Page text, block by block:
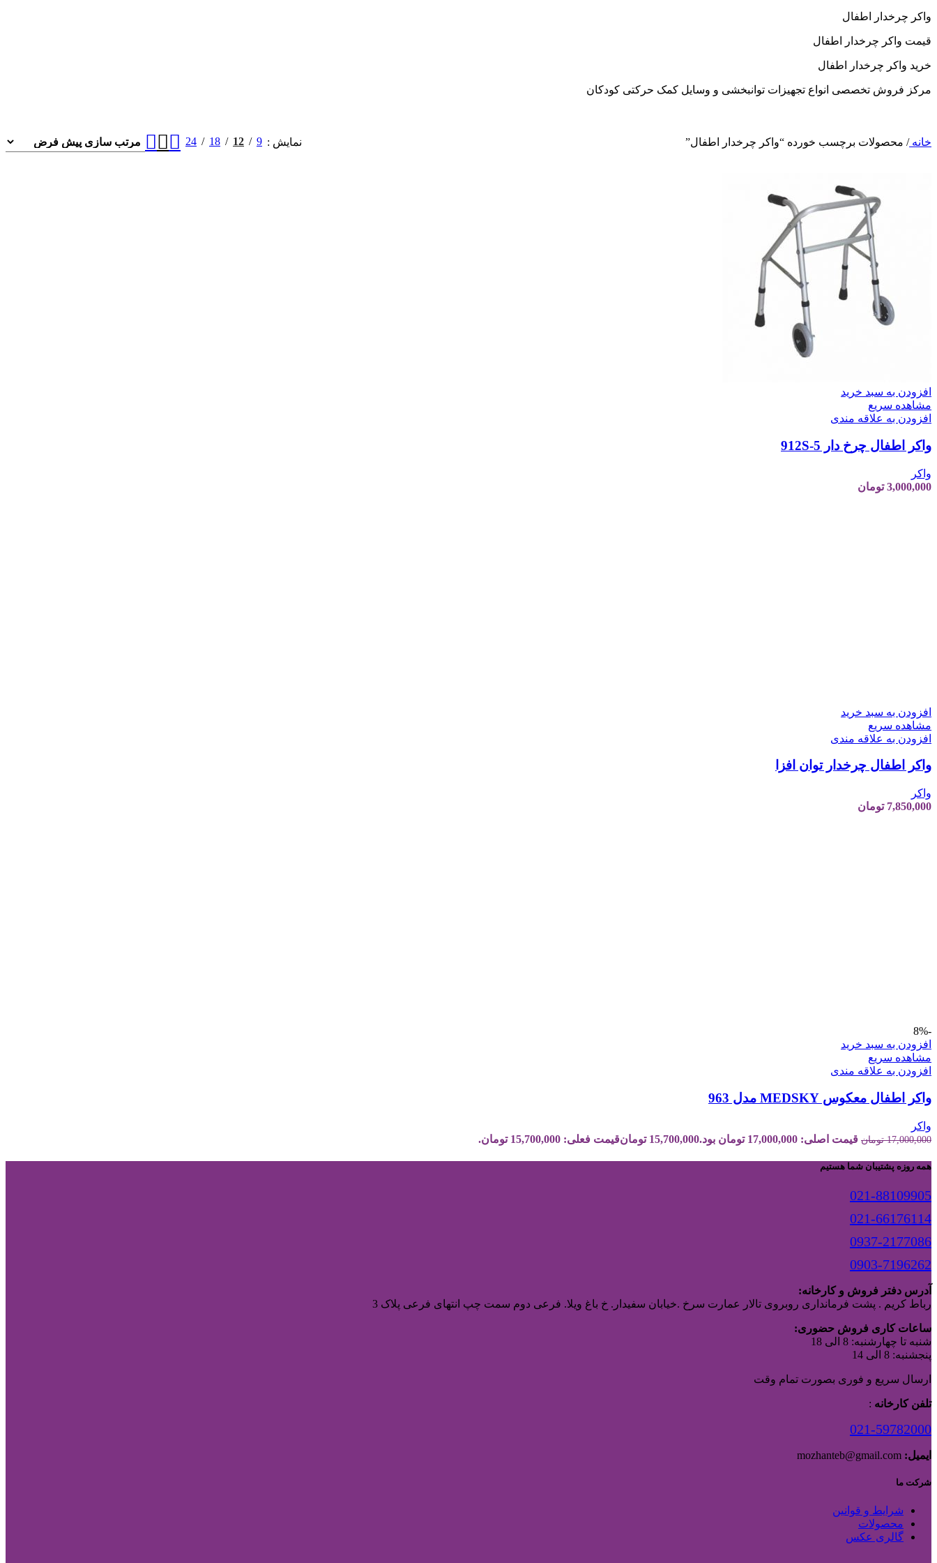
واکر چرخدار اطفال
قیمت واکر چرخدار اطفال
خرید واکر چرخدار اطفال
مرکز فروش تخصصی انواع تجهیزات توانبخشی و وسایل کمک حرکتی کودکان
خانه/ محصولات برچسب خورده “واکر چرخدار اطفال” نمایش 9
12
18
24
افزودن به سبد خرید
مشاهده سریع
افزودن به علاقه مندی
واکر اطفال چرخ دار 5-912S
واکر
3,000,000 تومان
افزودن به سبد خرید
مشاهده سریع
افزودن به علاقه مندی
واکر اطفال چرخدار توان افزا
واکر
7,850,000 تومان
-8%
افزودن به سبد خرید
مشاهده سریع
افزودن به علاقه مندی
واکر اطفال معکوس MEDSKY مدل 963
واکر
17,000,000 تومان قیمت اصلی: 17,000,000 تومان بود. 15,700,000 تومانقیمت فعلی: 15,700,000 تومان.
همه روزه پشتیبان شما هستیم
021-88109905
021-66176114
0937-2177086
0903-7196262
آدرس دفتر فروش و کارخانه:
رباط کریم . پشت فرمانداری روبروی تالار عمارت سرخ .خیابان سفیدار. خ باغ ویلا. فرعی دوم سمت چپ انتهای فرعی پلاک 3
ساعات کاری فروش حضوری:
شنبه تا چهارشنبه: 8 الی 18
پنجشنبه: 8 الی 14
ارسال سریع و فوری بصورت تمام وقت
تلفن کارخانه :
021-59782000
ایمیل:
شرکت ما
شرایط و قوانین
محصولات
گالری عکس